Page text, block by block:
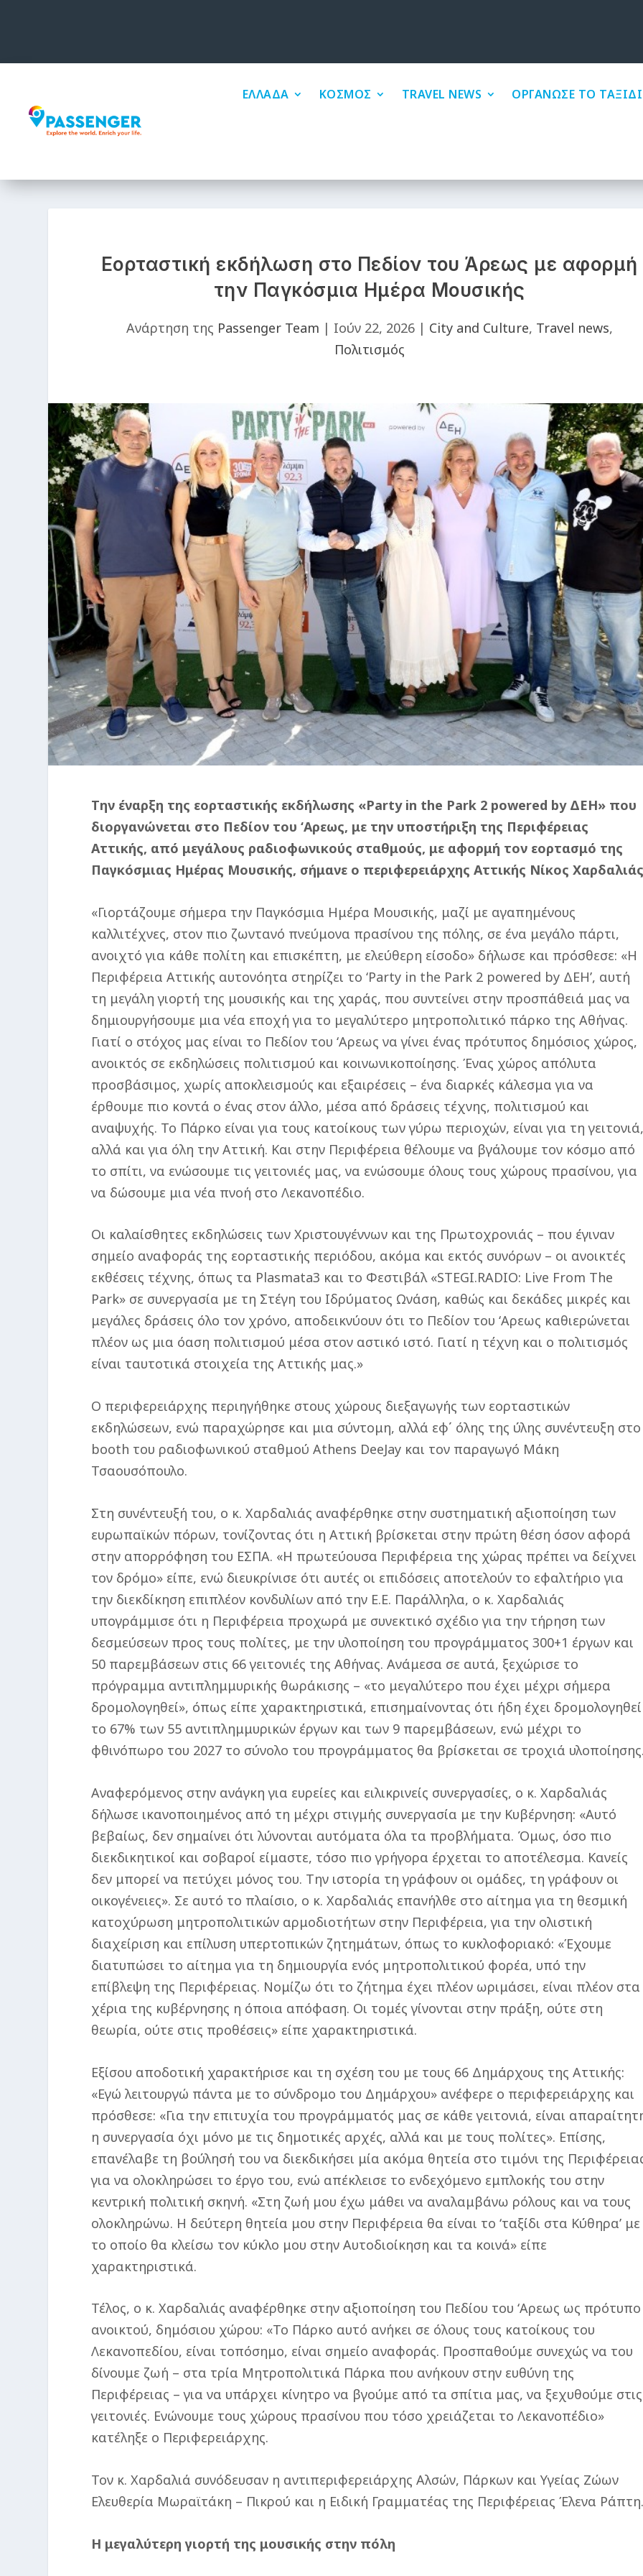
ΕΛΛΑΔΑ ΚΟΣΜΟΣ TRAVEL NEWS ΟΡΓΑΝΩΣΕ ΤΟ
Εορταστική εκδήλωση στο Πεδίον του Άρεως με αφορμή
την Παγκόσμια Ημέρα Μουσικής
Ανάρτηση της Passenger Team | Ιούν 22, 2026| City and Culture, Travel news,
Πολιτισμός
Την έναρξη της εορταστικής εκδήλωσης «Party in the Park 2 powered by ΔΕΗ» που
διοργανώνεται στο Πεδίον του ‘Αρεως, με την υποστήριξη της Περιφέρειας
Αττικής, από μεγάλους ραδιοφωνικούς σταθμούς, με αφορμή τον εορτασμό της
Παγκόσμιας Ημέρας Μουσικής, σήμανε ο περιφερειάρχης Αττικής Νίκος
«Γιορτάζουμε σήμερα την Παγκόσμια Ημέρα Μουσικής, μαζί με αγαπημένους
καλλιτέχνες, στον πιο ζωντανό πνεύμονα πρασίνου της πόλης, σε ένα μεγάλο πάρτι,
ανοιχτό για κάθε πολίτη και επισκέπτη, με ελεύθερη είσοδο» δήλωσε και πρόσθεσε: «Η
Περιφέρεια Αττικής αυτονόητα στηρίζει το ‘Party in the Park 2 powered by ΔΕΗ’, αυτή
τη μεγάλη γιορτή της μουσικής και της χαράς, που συντείνει στην προσπάθειά μας να
δημιουργήσουμε μια νέα εποχή για το μεγαλύτερο μητροπολιτικό πάρκο της Αθήνας.
Γιατί ο στόχος μας είναι το Πεδίον του ‘Αρεως να γίνει ένας πρότυπος δημόσιος χώρος,
ανοικτός σε εκδηλώσεις πολιτισμού και κοινωνικοποίησης. Ένας χώρος απόλυτα
προσβάσιμος, χωρίς αποκλεισμούς και εξαιρέσεις – ένα διαρκές κάλεσμα για να
έρθουμε πιο κοντά ο ένας στον άλλο, μέσα από δράσεις τέχνης, πολιτισμού και
αναψυχής. Το Πάρκο είναι για τους κατοίκους των γύρω περιοχών, είναι για τη
αλλά και για όλη την Αττική. Και στην Περιφέρεια θέλουμε να βγάλουμε τον κόσμο από
το σπίτι, να ενώσουμε τις γειτονιές μας, να ενώσουμε όλους τους χώρους πρασίνου, για
να δώσουμε μια νέα πνοή στο Λεκανοπέδιο.
Οι καλαίσθητες εκδηλώσεις των Χριστουγέννων και της Πρωτοχρονιάς – που έγιναν
σημείο αναφοράς της εορταστικής περιόδου, ακόμα και εκτός συνόρων – οι ανοικτές
εκθέσεις τέχνης, όπως τα Plasmata3 και το Φεστιβάλ «STEGI.RADIO: Live From The
Park» σε συνεργασία με τη Στέγη του Ιδρύματος Ωνάση, καθώς και δεκάδες μικρές και
μεγάλες δράσεις όλο τον χρόνο, αποδεικνύουν ότι το Πεδίον του ‘Αρεως καθιερώνεται
πλέον ως μια όαση πολιτισμού μέσα στον αστικό ιστό. Γιατί η τέχνη και ο πολιτισμός
είναι ταυτοτικά στοιχεία της Αττικής μας.»
Ο περιφερειάρχης περιηγήθηκε στους χώρους διεξαγωγής των εορταστικών
εκδηλώσεων, ενώ παραχώρησε και μια σύντομη, αλλά εφ΄ όλης της ύλης συνέντευξη στο
booth του ραδιοφωνικού σταθμού Athens DeeJay και τον παραγωγό Μάκη
Τσαουσόπουλο.
Στη συνέντευξή του, ο κ. Χαρδαλιάς αναφέρθηκε στην συστηματική αξιοποίηση των
ευρωπαϊκών πόρων, τονίζοντας ότι η Αττική βρίσκεται στην πρώτη θέση όσον αφορά
στην απορρόφηση του ΕΣΠΑ. «Η πρωτεύουσα Περιφέρεια της χώρας πρέπει να δείχνει
τον δρόμο» είπε, ενώ διευκρίνισε ότι αυτές οι επιδόσεις αποτελούν το εφαλτήριο για
την διεκδίκηση επιπλέον κονδυλίων από την Ε.Ε. Παράλληλα, ο κ. Χαρδαλιάς
υπογράμμισε ότι η Περιφέρεια προχωρά με συνεκτικό σχέδιο για την τήρηση των
δεσμεύσεων προς τους πολίτες, με την υλοποίηση του προγράμματος 300+1 έργων και
50 παρεμβάσεων στις 66 γειτονιές της Αθήνας. Ανάμεσα σε αυτά, ξεχώρισε το
πρόγραμμα αντιπλημμυρικής θωράκισης – «το μεγαλύτερο που έχει μέχρι σήμερα
δρομολογηθεί», όπως είπε χαρακτηριστικά, επισημαίνοντας ότι ήδη έχει δρομολογηθεί
το 67% των 55 αντιπλημμυρικών έργων και των 9 παρεμβάσεων, ενώ μέχρι το
φθινόπωρο του 2027 το σύνολο του προγράμματος θα βρίσκεται σε τροχιά
Αναφερόμενος στην ανάγκη για ευρείες και ειλικρινείς συνεργασίες, ο κ. Χαρδαλιάς
δήλωσε ικανοποιημένος από τη μέχρι στιγμής συνεργασία με την Κυβέρνηση: «Αυτό
βεβαίως, δεν σημαίνει ότι λύνονται αυτόματα όλα τα προβλήματα. Όμως, όσο πιο
διεκδικητικοί και σοβαροί είμαστε, τόσο πιο γρήγορα έρχεται το αποτέλεσμα. Κανείς
δεν μπορεί να πετύχει μόνος του. Την ιστορία τη γράφουν οι ομάδες, τη γράφουν οι
οικογένειες». Σε αυτό το πλαίσιο, ο κ. Χαρδαλιάς επανήλθε στο αίτημα για τη θεσμική
κατοχύρωση μητροπολιτικών αρμοδιοτήτων στην Περιφέρεια, για την ολιστική
διαχείριση και επίλυση υπερτοπικών ζητημάτων, όπως το κυκλοφοριακό: «Έχουμε
διατυπώσει το αίτημα για τη δημιουργία ενός μητροπολιτικού φορέα, υπό την
επίβλεψη της Περιφέρειας. Νομίζω ότι το ζήτημα έχει πλέον ωριμάσει, είναι πλέον στα
χέρια της κυβέρνησης η όποια απόφαση. Οι τομές γίνονται στην πράξη, ούτε στη
θεωρία, ούτε στις προθέσεις» είπε χαρακτηριστικά.
Εξίσου αποδοτική χαρακτήρισε και τη σχέση του με τους 66 Δημάρχους της Αττικής:
«Εγώ λειτουργώ πάντα με το σύνδρομο του Δημάρχου» ανέφερε ο περιφερειάρχης και
πρόσθεσε: «Για την επιτυχία του προγράμματός μας σε κάθε γειτονιά, είναι
η συνεργασία όχι μόνο με τις δημοτικές αρχές, αλλά και με τους πολίτες». Επίσης,
επανέλαβε τη βούλησή του να διεκδικήσει μία ακόμα θητεία στο τιμόνι της
για να ολοκληρώσει το έργο του, ενώ απέκλεισε το ενδεχόμενο εμπλοκής του στην
κεντρική πολιτική σκηνή. «Στη ζωή μου έχω μάθει να αναλαμβάνω ρόλους και να τους
ολοκληρώνω. Η δεύτερη θητεία μου στην Περιφέρεια θα είναι το ‘ταξίδι στα Κύθηρα’ με
το οποίο θα κλείσω τον κύκλο μου στην Αυτοδιοίκηση και τα κοινά» είπε
χαρακτηριστικά.
Τέλος, ο κ. Χαρδαλιάς αναφέρθηκε στην αξιοποίηση του Πεδίου του ‘Αρεως ως πρότυπο
ανοικτού, δημόσιου χώρου: «Το Πάρκο αυτό ανήκει σε όλους τους κατοίκους του
Λεκανοπεδίου, είναι τοπόσημο, είναι σημείο αναφοράς. Προσπαθούμε συνεχώς να του
δίνουμε ζωή – στα τρία Μητροπολιτικά Πάρκα που ανήκουν στην ευθύνη της
Περιφέρειας – για να υπάρχει κίνητρο να βγούμε από τα σπίτια μας, να ξεχυθούμε στις
γειτονιές. Ενώνουμε τους χώρους πρασίνου που τόσο χρειάζεται το Λεκανοπέδιο»
κατέληξε ο Περιφερειάρχης.
Τον κ. Χαρδαλιά συνόδευσαν η αντιπεριφερειάρχης Αλσών, Πάρκων και Υγείας Ζώων
Ελευθερία Μωραϊτάκη – Πικρού και η Ειδική Γραμματέας της Περιφέρειας Έλενα
Η μεγαλύτερη γιορτή της μουσικής στην πόλη